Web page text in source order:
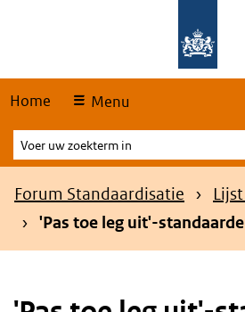
Home Menu
Voer
uw
zoekterm
Kruimelpad
Forum Standaardisatie
'Pas toe leg uit'-